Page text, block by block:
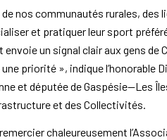
nos communautés rurales,
et pratiquer leur sport
un signal clair aux gens de
priorité », indique l’honorable
et députée de Gaspésie—Les
et des Collectivités.
chaleureusement